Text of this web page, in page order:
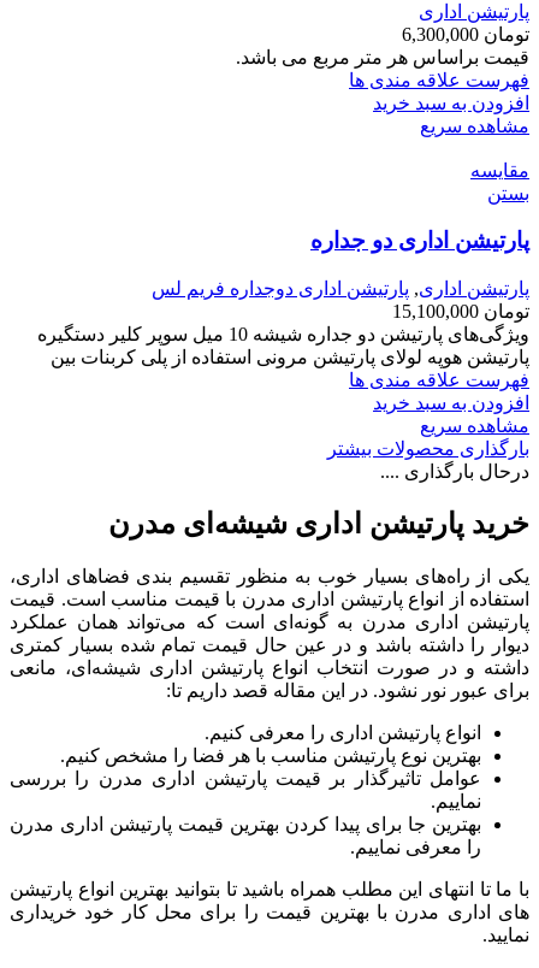
پارتیشن اداری
تومان
قیمت براساس هر متر مربع می باشد.
فهرست علاقه مندی ها
افزودن به سبد خرید
مشاهده سریع
مقایسه
بستن
پارتیشن اداری دو جداره
پارتیشن اداری, پارتیشن اداری دوجداره فریم لس
تومان
ویژگی‌های پارتیشن دو جداره شیشه 10 میل سوپر کلیر دستگیره
پارتیشن هوپه لولای پارتیشن مرونی استفاده از پلی کربنات بین
فهرست علاقه مندی ها
افزودن به سبد خرید
مشاهده سریع
بارگذاری محصولات بیشتر
درحال بارگذاری ....
خرید پارتیشن اداری شیشه‌ای مدرن
یکی از راه‌های بسیار خوب به منظور تقسیم بندی فضاهای اداری،
استفاده از انواع پارتیشن اداری مدرن با قیمت مناسب است. قیمت
پارتیشن اداری مدرن به گونه‌ای است که می‌تواند همان عملکرد
دیوار را داشته باشد و در عین حال قیمت تمام شده بسیار کمتری
داشته و در صورت انتخاب انواع پارتیشن اداری شیشه‌ای، مانعی
برای عبور نور نشود. در این مقاله قصد داریم تا:
انواع پارتیشن اداری را معرفی کنیم.
بهترین نوع پارتیشن مناسب با هر فضا را مشخص کنیم.
عوامل تاثیرگذار بر قیمت پارتیشن اداری مدرن را بررسی
نماییم.
بهترین جا برای پیدا کردن بهترین قیمت پارتیشن اداری مدرن
را معرفی نماییم.
با ما تا انتهای این مطلب همراه باشید تا بتوانید بهترین انواع پارتیشن
های اداری مدرن با بهترین قیمت را برای محل کار خود خریداری
نمایید.